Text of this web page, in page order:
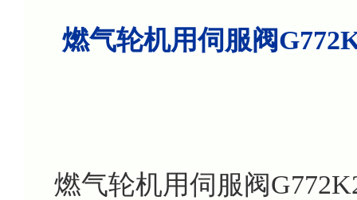
燃气轮机用伺服阀
燃气轮机用伺服阀